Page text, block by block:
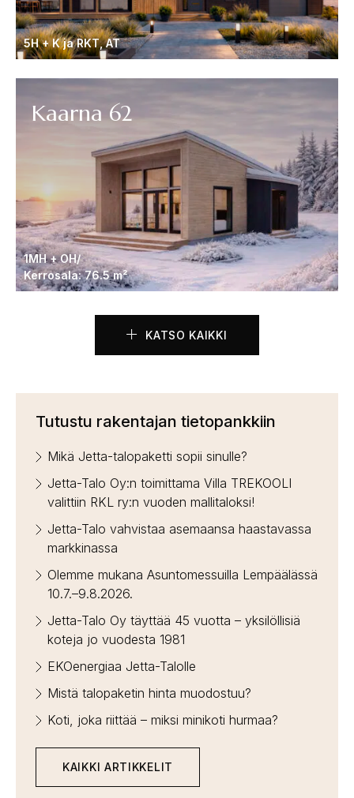
5H + K ja RKT, AT
1MH + OH/
Kerrosala: 76.5 m²
Kaarna 62
KATSO KAIKKI
Tutustu rakentajan tietopankkiin
Mikä Jetta-talopaketti sopii sinulle?
Jetta-Talo Oy:n toimittama Villa TREKOOLI
valittiin RKL ry:n vuoden mallitaloksi!
Jetta-Talo vahvistaa asemaansa haastavassa
markkinassa
Olemme mukana Asuntomessuilla Lempäälässä
10.7.–9.8.2026.
Jetta-Talo Oy täyttää 45 vuotta – yksilöllisiä
koteja jo vuodesta 1981
EKOenergiaa Jetta-Talolle
Mistä talopaketin hinta muodostuu?
Koti, joka riittää – miksi minikoti hurmaa?
KAIKKI ARTIKKELIT